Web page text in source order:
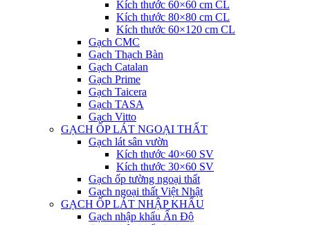
Kích thước 60×60 cm CL
Kích thước 80×80 cm CL
Kích thước 60×120 cm CL
Gạch CMC
Gạch Thạch Bàn
Gạch Catalan
Gạch Prime
Gạch Taicera
Gạch TASA
Gạch Vitto
GẠCH ỐP LÁT NGOẠI THẤT
Gạch lát sân vườn
Kích thước 40×60 SV
Kích thước 30×60 SV
Gạch ốp tường ngoại thất
Gạch ngoại thất Việt Nhật
GẠCH ỐP LÁT NHẬP KHẨU
Gạch nhập khẩu Ấn Độ